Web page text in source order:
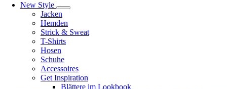
New Style
Jacken
Hemden
Strick & Sweat
T-Shirts
Hosen
Schuhe
Accessoires
Get Inspiration
Blättere im Lookbook